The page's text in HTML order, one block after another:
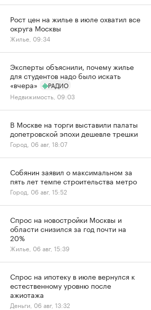
Рост цен на жилье в июле охватил все
округа Москвы
Жилье, 09:34
Эксперты объяснили, почему жилье
для студентов надо было искать
«вчера»
РАДИО
Недвижимость, 09:03
В Москве на торги выставили палаты
допетровской эпохи дешевле трешки
Город, 06 авг, 18:07
Собянин заявил о максимальном за
пять лет темпе строительства метро
Город, 06 авг, 15:52
Спрос на новостройки Москвы и
области снизился за год почти на
20%
Жилье, 06 авг, 15:39
Спрос на ипотеку в июле вернулся к
естественному уровню после
ажиотажа
Деньги, 06 авг, 13:32